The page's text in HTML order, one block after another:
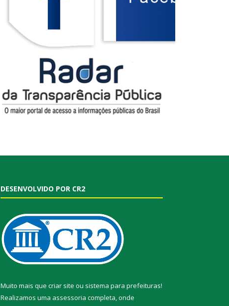
DESENVOLVIDO POR CR2
Muito mais que criar site ou sistema para prefeituras!
Realizamos uma assessoria completa, onde